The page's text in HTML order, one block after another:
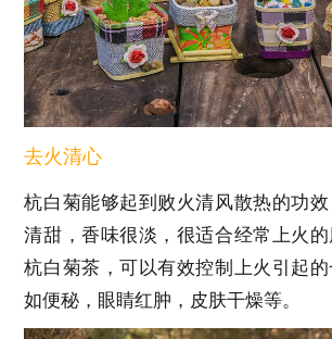
去火清心
杭白菊能够起到败火清风散热的功
清甜，香味很淡，很适合经常上火
杭白菊茶，可以有效控制上火引起
如便秘，眼睛红肿，皮肤干燥等。